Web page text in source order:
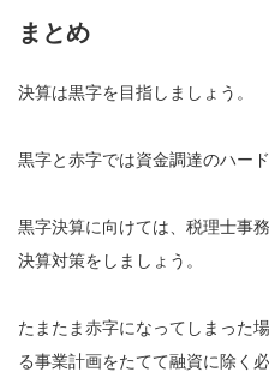
まとめ
決算は黒字を目指しましょう。
黒字と赤字では資金調達のハー
黒字決算に向けては、税理士事
決算対策をしましょう。
たまたま赤字になってしまった
る事業計画をたてて融資に除く